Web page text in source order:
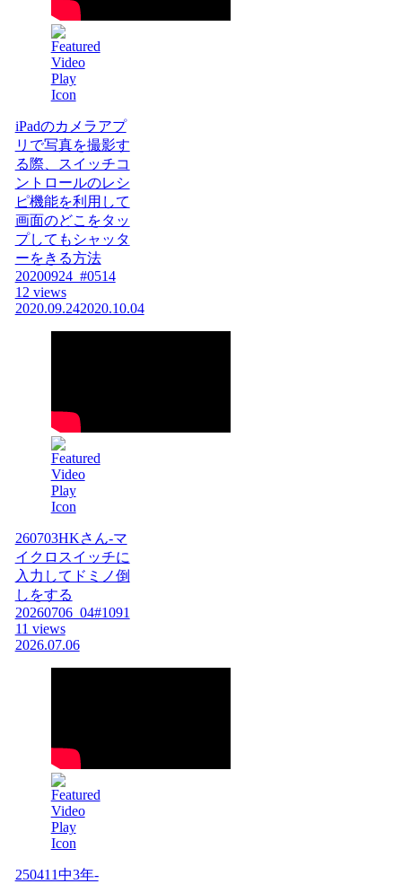
iPadのカメラアプ
リで写真を撮影す
る際、スイッチコ
ントロールのレシ
ピ機能を利用して
画面のどこをタッ
プしてもシャッタ
ーをきる方法
20200924_#0514
12 views
2020.09.242020.10.04
260703HKさん-マ
イクロスイッチに
入力してドミノ倒
しをする
20260706_04#1091
11 views
2026.07.06
250411中3年-